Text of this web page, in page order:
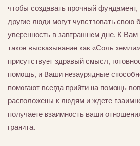
чтобы создавать прочный
другие люди могут чувствовать свою
уверенность в завтрашнем дне. К Вам
такое высказывание как «Соль
присутствует здравый смысл,
помощь, и Ваши незаурядные
помогают всегда прийти на помощь
расположены к людям и ждете
получаете взаимность ваши
гранита.